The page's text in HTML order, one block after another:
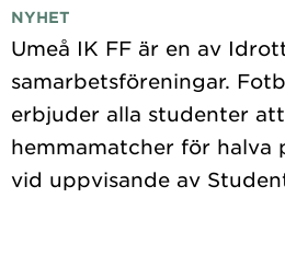
NYHET
Umeå IK FF är en av
samarbetsföreningar.
erbjuder alla studenter att
hemmamatcher för halva